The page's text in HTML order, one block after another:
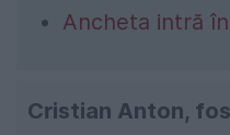
Ancheta intră
Cristian Anton,